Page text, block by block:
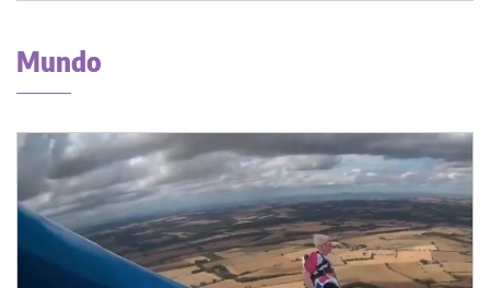
Mundo